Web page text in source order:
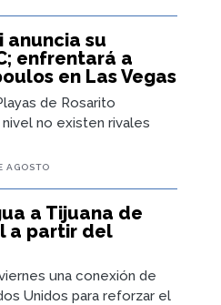
anuncia su
enfrentará a
en Las Vegas
de Rosarito
no existen rivales
AGOSTO
a Tijuana de
a partir del
una conexión de
Unidos para reforzar el